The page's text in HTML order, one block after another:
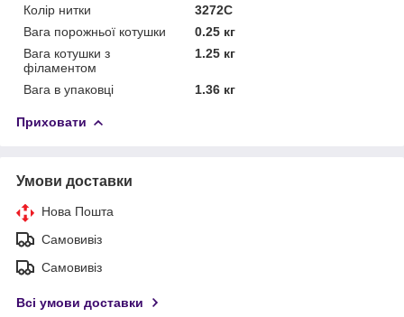
Колір нитки
3272C
Вага порожньої котушки
0.25 кг
Вага котушки з
філаментом
1.25 кг
Вага в упаковці 1.36 кг
Приховати
Умови доставки
Нова Пошта
Самовивіз
Самовивіз
Всі умови доставки